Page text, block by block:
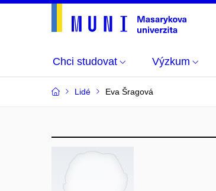
Chci studovat Výzkum
Lidé Eva Šragová